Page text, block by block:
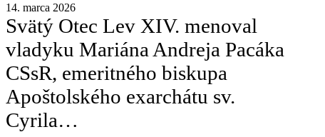
14. marca 2026
Svätý Otec Lev XIV. menoval
vladyku Mariána Andreja Pacáka
CSsR, emeritného biskupa
Apoštolského exarchátu sv.
Cyrila…